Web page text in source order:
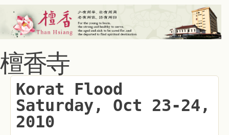
檀香寺
Korat Flood
Saturday, Oct 23-24,
2010